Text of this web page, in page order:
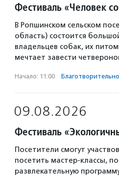
Фестиваль «Человек
В Ропшинском сельском
область) состоится
владельцев собак, их
мечтает завести
Начало: 11:00 ·
09.08.2026
Фестиваль
Посетители смогут
посетить мастер-классы,
развлекательную